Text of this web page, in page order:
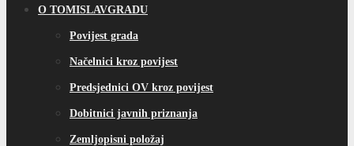
O TOMISLAVGRADU
Povijest grada
Načelnici kroz povijest
Predsjednici OV kroz povijest
Dobitnici javnih priznanja
Zemljopisni položaj